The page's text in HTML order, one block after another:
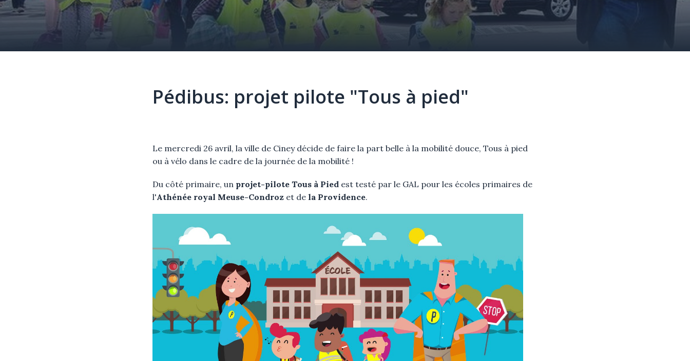
Pédibus: projet pilote "Tous à pied"
Élément
Texte
Le mercredi 26 avril, la ville de Ciney décide de faire la part belle à la mobilité douce, Tous à pied
ou à vélo dans le cadre de la journée de la mobilité !
Du côté primaire, un projet-pilote Tous à Pied est testé par le GAL pour les écoles primaires de
l'Athénée royal Meuse-Condroz et de la Providence.